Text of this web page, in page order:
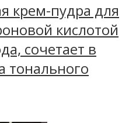
крем-пудра для
кислотой
сочетает в
тонального